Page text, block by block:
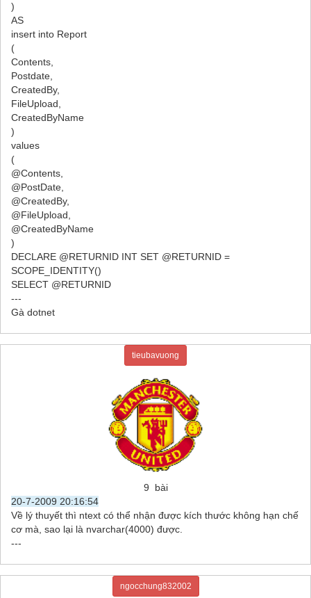
)
AS
insert into Report
(
Contents,
Postdate,
CreatedBy,
FileUpload,
CreatedByName
)
values
(
@Contents,
@PostDate,
@CreatedBy,
@FileUpload,
@CreatedByName
)
DECLARE @RETURNID INT SET @RETURNID =
SCOPE_IDENTITY()
SELECT @RETURNID
---
Gà dotnet
tieubavuong
9 bài
20-7-2009 20:16:54
Về lý thuyết thì ntext có thể nhận được kích thước không hạn chế
cơ mà, sao lại là nvarchar(4000) được.
---
ngocchung832002